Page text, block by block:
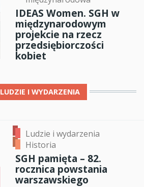
IDEAS Women. SGH w
międzynarodowym
projekcie na rzecz
przedsiębiorczości
kobiet
LUDZIE I WYDARZENIA
Ludzie i wydarzenia
Historia
SGH pamięta – 82.
rocznica powstania
warszawskiego